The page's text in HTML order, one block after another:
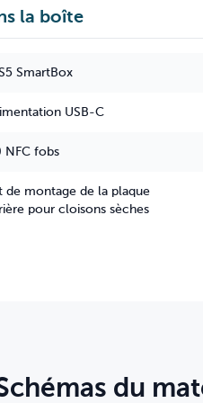
la boîte
SmartBox
USB-C
NFC fobs
de montage de la plaque
pour cloisons sèches
du